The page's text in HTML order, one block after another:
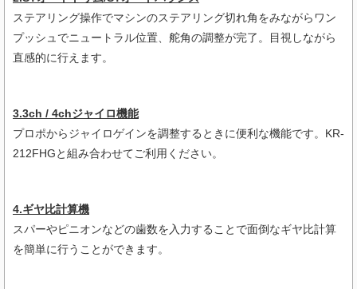
ステアリング操作でマシンのステアリング切れ角をみながらワン
プッシュでニュートラル位置、舵角の調整が完了。目視しながら
直感的に行えます。
3.3ch / 4chジャイロ機能
プロポからジャイロゲインを調整するときに便利な機能です。KR-
212FHGと組み合わせてご利用ください。
4.ギヤ比計算機
スパーやピニオンなどの歯数を入力することで面倒なギヤ比計算
を簡単に行うことができます。